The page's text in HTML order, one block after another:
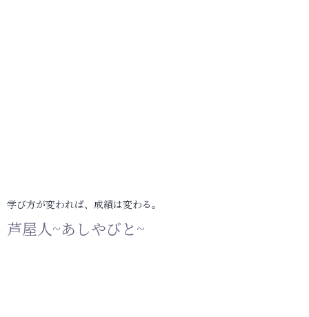
学び方が変われば、成績は変わる。
芦屋人~あしやびと~